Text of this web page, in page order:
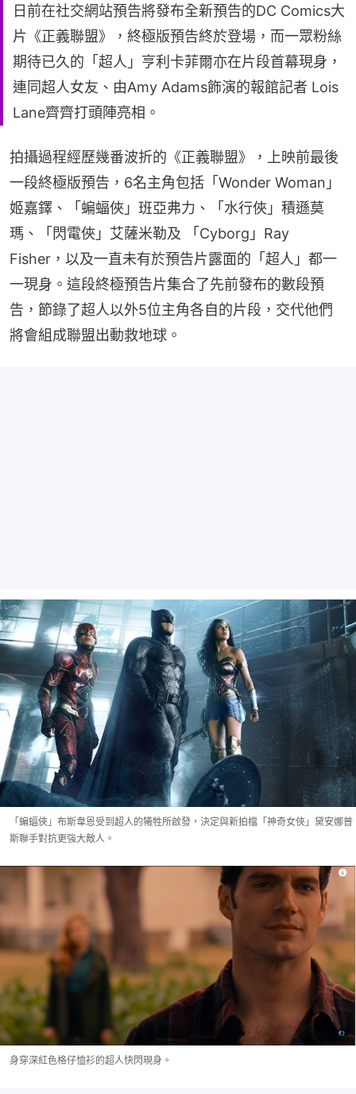
日前在社交網站預告將發布全新預告的DC Comics大
片《正義聯盟》，終極版預告終於登場，而一眾粉絲
期待已久的「超人」亨利卡菲爾亦在片段首幕現身，
連同超人女友、由Amy Adams飾演的報館記者 Lois
Lane齊齊打頭陣亮相。
拍攝過程經歷幾番波折的《正義聯盟》，上映前最後
一段終極版預告，6名主角包括「Wonder Woman」
姬嘉鐸、「蝙蝠俠」班亞弗力、「水行俠」積遜莫
瑪、「閃電俠」艾薩米勒及 「Cyborg」Ray
Fisher，以及一直未有於預告片露面的「超人」都一
一現身。這段終極預告片集合了先前發布的數段預
告，節錄了超人以外5位主角各自的片段，交代他們
將會組成聯盟出動救地球。
「蝙蝠俠」布斯韋恩受到超人的犧牲所啟發，決定與新拍檔「神奇女俠」黛安娜普
斯聯手對抗更強大敵人。
身穿深紅色格仔恤衫的超人快閃現身。